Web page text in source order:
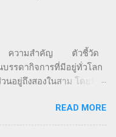
วามสำคัญ ตัวชี้วัด
รดากิจการที่มีอยู่ทั่วโลก
อยู่ถึงสองในสาม โดยมี
ราว 60% นอกจากนี้ 85%
โลก ถูกก่อตั้งขึ้นด้วยเงิน
READ MORE